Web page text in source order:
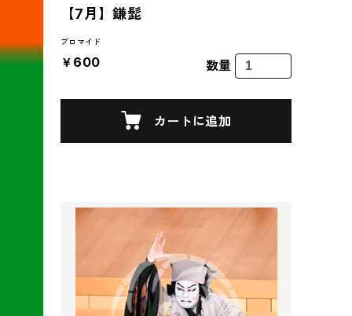
【7月】鎌髭
ブロマイド
￥600 数量
カートに追加